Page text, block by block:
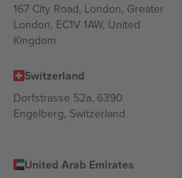
167 City Road, London, Greater
London, EC1V 1AW, United
Kingdom
Switzerland
Dorfstrasse 52a, 6390
Engelberg, Switzerland
United Arab Emirates